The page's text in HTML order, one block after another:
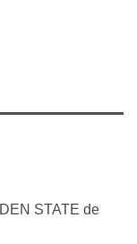
STATE de